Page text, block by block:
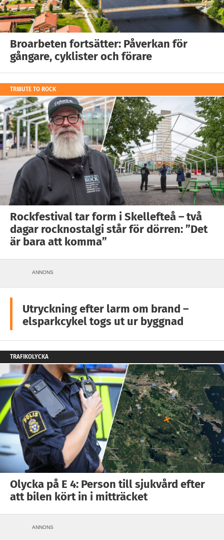
Broarbeten fortsätter: Påverkan för
gångare, cyklister och förare
TRIBUTE TO ROCK
Rockfestival tar form i Skellefteå – två
dagar rocknostalgi står för dörren: ”Det
är bara att komma”
ANNONS
Utryckning efter larm om brand –
elsparkcykel togs ut ur byggnad
TRAFIKOLYCKA
Olycka på E 4: Person till sjukvård efter
att bilen kört in i mitträcket
ANNONS